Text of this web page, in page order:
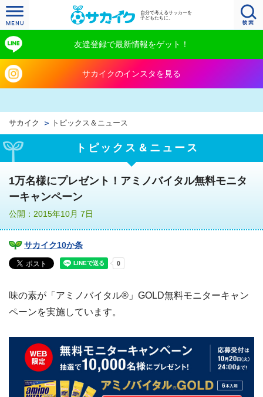
自分で考えるサッカーを
子どもたちに。
友達登録で最新情報をゲット！
サカイクのインスタを見る
サカイク トピックス＆ニュース
トピックス＆ニュース
1万名様にプレゼント！アミノバイタル無料モニタ
ーキャンペーン
公開：2015年10月 7日
サカイク10か条
味の素が「アミノバイタル®」GOLD無料モニターキャン
ペーンを実施しています。